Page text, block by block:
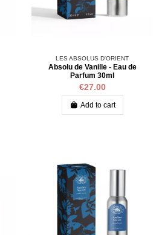
LES ABSOLUS D'ORIENT
Absolu de Vanille - Eau de
Parfum 30ml
€27.00
Add to cart